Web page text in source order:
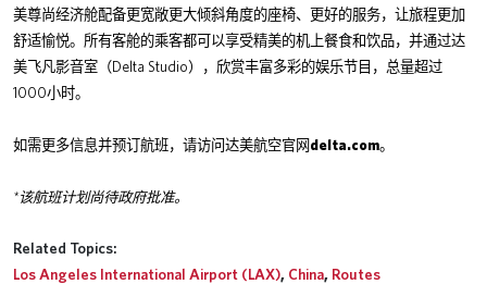
美尊尚经济舱配备更宽敞更大倾斜角度的座椅、更好的服务，让旅程更加
舒适愉悦。所有客舱的乘客都可以享受精美的机上餐食和饮品，并通过达
美飞凡影音室（Delta Studio），欣赏丰富多彩的娱乐节目，总量超过
1000小时。
如需更多信息并预订航班，请访问达美航空官网delta.com。
*该航班计划尚待政府批准。
Related Topics:
Los Angeles International Airport (LAX), China, Routes